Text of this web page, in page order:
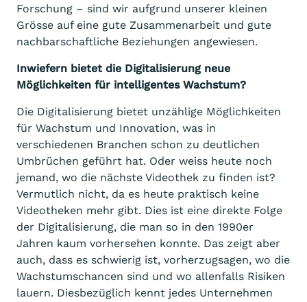
Forschung – sind wir aufgrund unserer kleinen
Grösse auf eine gute Zusammenarbeit und gute
nachbarschaftliche Beziehungen angewiesen.
Inwiefern bietet die Digitalisierung neue
Möglichkeiten für intelligentes Wachstum?
Die Digitalisierung bietet unzählige Möglichkeiten
für Wachstum und Innovation, was in
verschiedenen Branchen schon zu deutlichen
Umbrüchen geführt hat. Oder weiss heute noch
jemand, wo die nächste Videothek zu finden ist?
Vermutlich nicht, da es heute praktisch keine
Videotheken mehr gibt. Dies ist eine direkte Folge
der Digitalisierung, die man so in den 1990er
Jahren kaum vorhersehen konnte. Das zeigt aber
auch, dass es schwierig ist, vorherzugsagen, wo die
Wachstumschancen sind und wo allenfalls Risiken
lauern. Diesbezüglich kennt jedes Unternehmen